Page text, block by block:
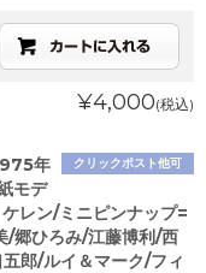
¥4,000(税込)
クリックポスト他可
年
モデ
レン/ミニピンナップ=
/郷ひろみ/江藤博利/西
郎/ルイ＆マーク/フィ